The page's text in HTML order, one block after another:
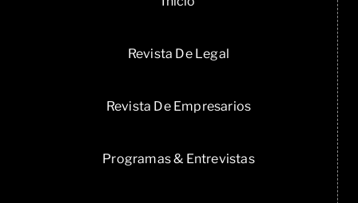
Revista De Legal
Revista De Empresarios
Programas & Entrevistas